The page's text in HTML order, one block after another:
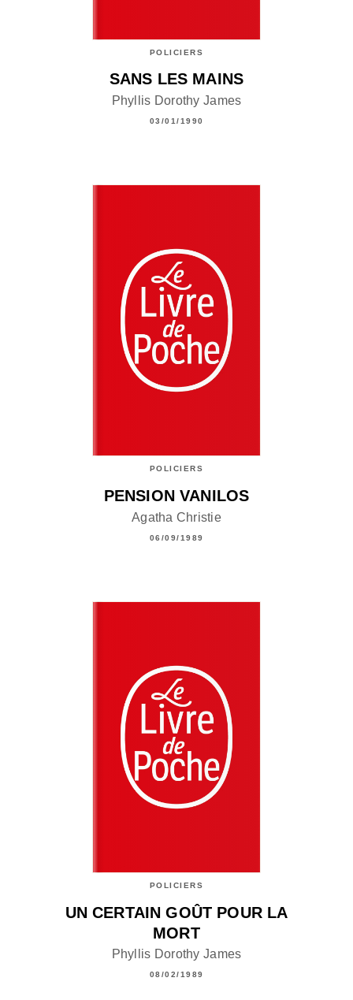
POLICIERS
SANS LES MAINS
Phyllis Dorothy James
03/01/1990
POLICIERS
PENSION VANILOS
Agatha Christie
06/09/1989
POLICIERS
UN CERTAIN GOÛT POUR LA
MORT
Phyllis Dorothy James
08/02/1989